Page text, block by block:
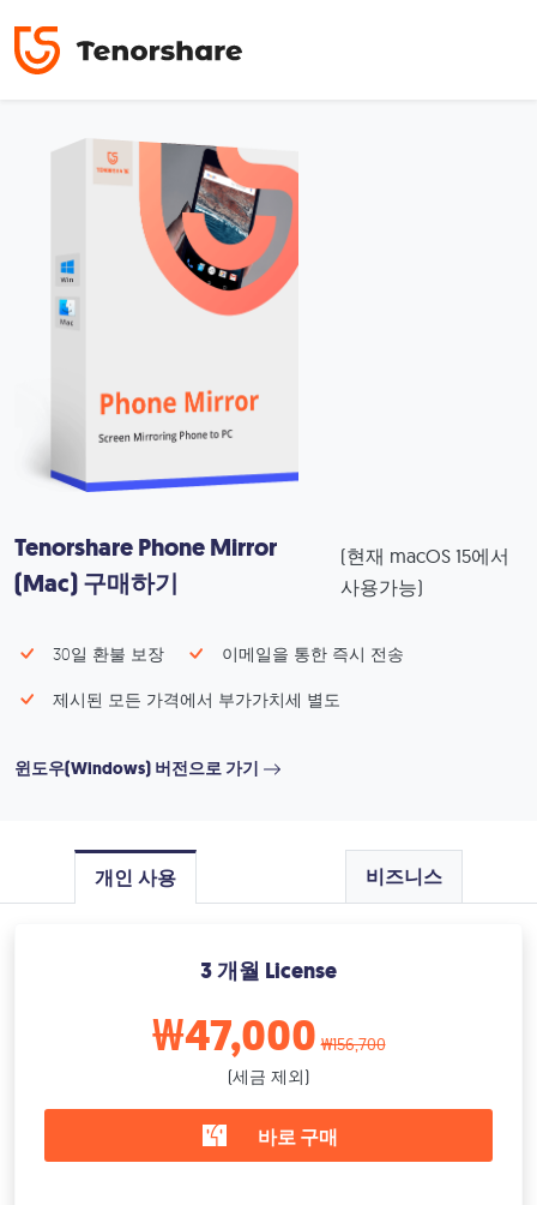
Tenorshare Phone Mirror
(Mac) 구매하기
(현재 macOS 15에서
사용가능)
30일 환불 보장 이메일을 통한 즉시 전송
제시된 모든 가격에서 부가가치세 별도
윈도우(Windows) 버전으로 가기
개인 사용 비즈니스
3 개월 License
₩47,000 ₩156,700
(세금 제외)
바로 구매